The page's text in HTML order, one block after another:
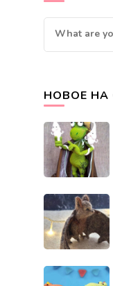
Looking
for
НОВОЕ НА